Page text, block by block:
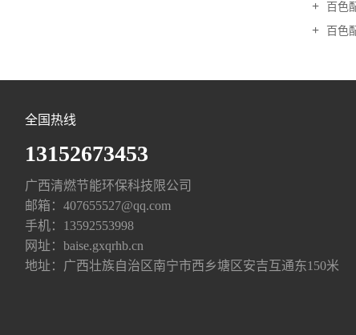
百色
百色
全国热线
13152673453
广西清燃节能环保科技限公司
邮箱： 407655527@qq.com
手机： 13592553998
网址： baise.gxqrhb.cn
地址：广西壮族自治区南宁市西乡塘区安吉互通东150米